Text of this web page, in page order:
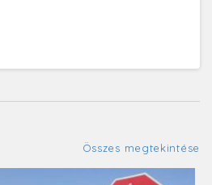
Összes megtekintése